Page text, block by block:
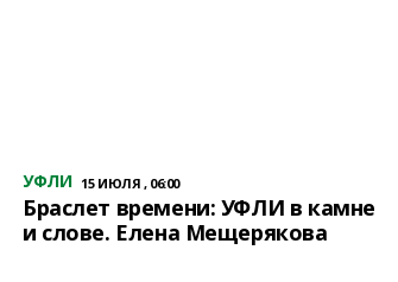
УФЛИ 15 ИЮЛЯ , 06:00
Браслет времени: УФЛИ в камне
и слове. Елена Мещерякова